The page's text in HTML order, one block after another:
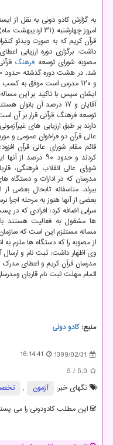
به گزارش کادو دونی به نقل از
امروز چهارشنبه
قرآن کریم که به صورت ویدئو
داشت: برگزاری دوره ارزیابی
مصوبه شورای توسعه فرهنگ
و ۱۲۰ مدرس است موفق به کسب گواهینامه درجات یک تا چهار شدند.
دارند بر طبق ارزیابی های
عالی قرآن دو فراخوان عمومی و
قائم مقام شورای عالی قرآن
کردند و حدود ۹۰
شورای عالی انقلاب فرهنگی،
مدرسان که در ادارات و دستگاه
ببرند. متاسفانه تابحال بعضی
بعضی از آنها هنوز به مرحله اجرا
سرابی اضافه کرد: افرادی که در
ها مشغول به فعالیت هستند
مساله مستلزم این است که
از مصوبه را که دستگاه ها ملزم
وی اظهار داشت: ثبت نام و ارسال
مدرسان قرآن کریم و اعطای
اتمام مهلت ثبت نام قاریان
منبع:كادو دونی
1399/02/31
16:14:41
5.0
/ 5
تگهای خبر:
آزمون ,
این مطلب کادودونی را می